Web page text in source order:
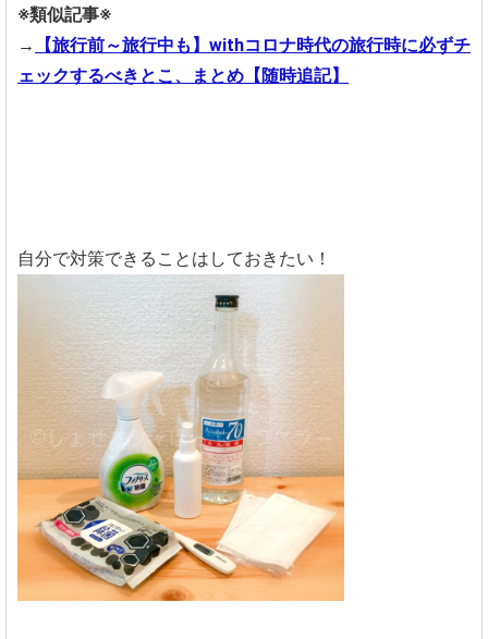
※類似記事※
→
【旅行前～旅行中も】withコロナ時代の旅行時に必ずチ
ェックするべきとこ、まとめ【随時追記】
自分で対策できることはしておきたい！